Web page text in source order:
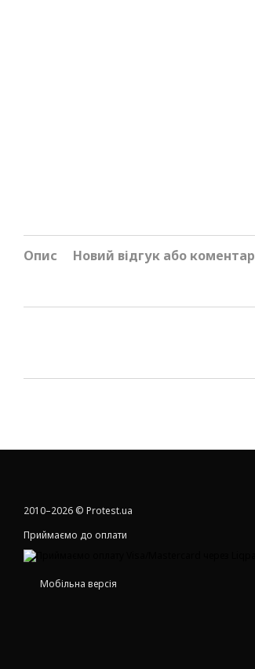
Опис Новий відгук або коментар
2010–2026 © Protest.ua
Приймаємо до оплати
Мобільна версія